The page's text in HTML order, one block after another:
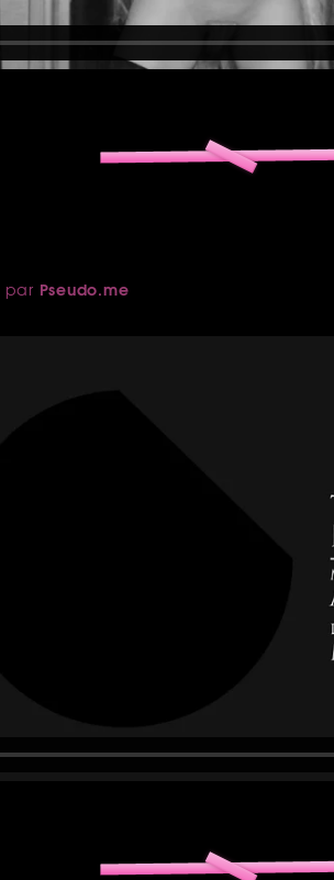
par Pseudo.me